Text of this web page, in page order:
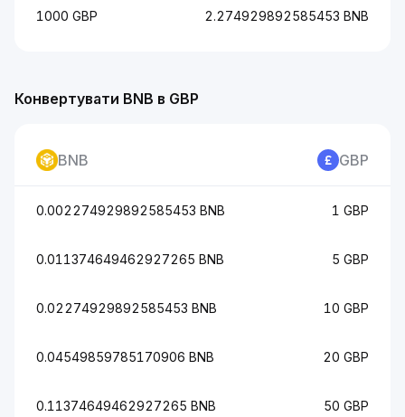
Конвертувати BNB в GBP
BNB GBP
0.002274929892585453 BNB 1 GBP
0.011374649462927265 BNB 5 GBP
0.02274929892585453 BNB 10 GBP
0.04549859785170906 BNB 20 GBP
0.11374649462927265 BNB 50 GBP
1000 GBP 2.274929892585453 BNB